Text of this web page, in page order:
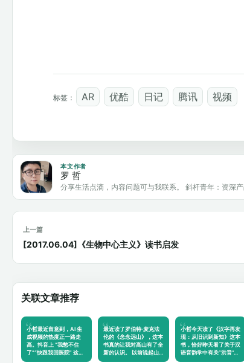
标签： AR 优酷 日记 腾讯 视频
本文作者
罗 哲
分享生活点滴，内容问题可与我联系。 斜杆青年：资深
上一篇
[2017.06.04]《生物中心主义》读书启发
关联文章推荐
小哲最近留意到，AI 生
成视频的热度正一路走
高。抖音上 “我憋不住
了”“快跟我回医院” 这类
最近读了罗伯特·麦克法
伦的《念念远山》，这本
书真的让我对高山有了全
新的认识。 以前说起山…
小哲今天读了《汉字再发
现：从旧识到新知》这本
书，恰好昨天看了关于汉
语音韵学中有关“洪音”…